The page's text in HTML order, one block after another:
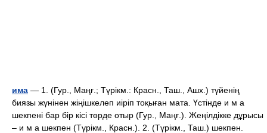
има — 1. (Гур., Маңғ.; Түрікм.: Красн., Таш., Ашх.) түйенің
биязы жүнінен жіңішкелеп иіріп тоқыған мата. Үстінде и м а
шекпені бар бір кісі төрде отыр (Гур., Маңғ.). Жеңілдікке дұрысы
– и м а шекпен (Түрікм., Красн.). 2. (Түрікм., Таш.) шекпен.